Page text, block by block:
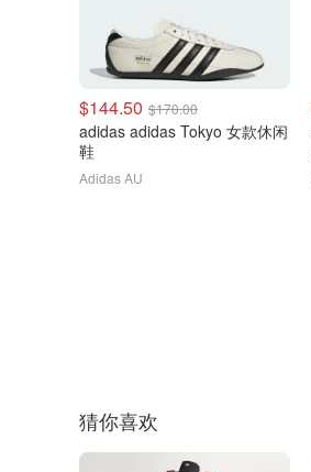
$144.50 $170.00
adidas adidas Tokyo 女款休闲
鞋
Adidas AU
猜你喜欢